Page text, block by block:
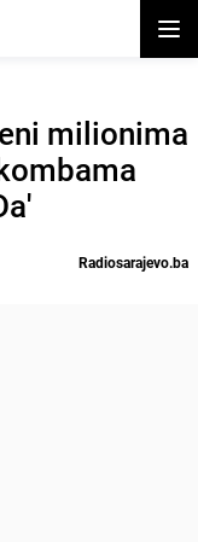
milionima
Radiosarajevo.ba